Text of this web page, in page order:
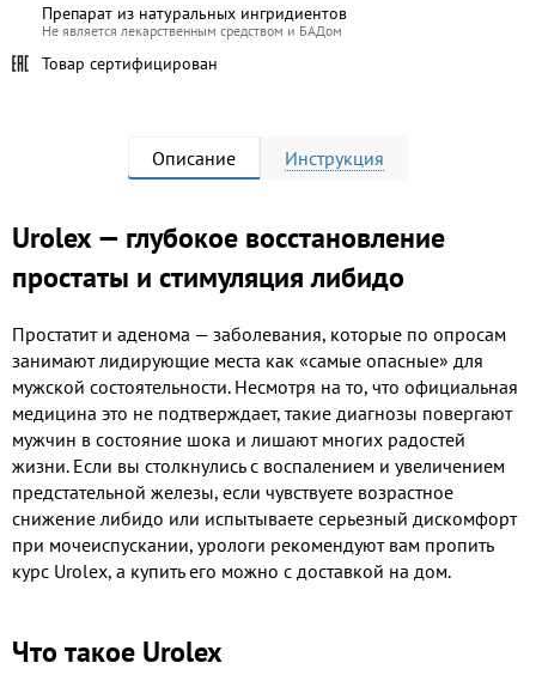
Препарат из натуральных ингридиентов
Не является лекарственным средством и БАДом
Товар сертифицирован
Описание Инструкция
Urolex — глубокое восстановление
простаты и стимуляция либидо
Простатит и аденома — заболевания, которые по опросам
занимают лидирующие места как «самые опасные» для
мужской состоятельности. Несмотря на то, что официальная
медицина это не подтверждает, такие диагнозы повергают
мужчин в состояние шока и лишают многих радостей
жизни. Если вы столкнулись с воспалением и увеличением
предстательной железы, если чувствуете возрастное
снижение либидо или испытываете серьезный дискомфорт
при мочеиспускании, урологи рекомендуют вам пропить
курс Urolex, а купить его можно с доставкой на дом.
Что такое Urolex